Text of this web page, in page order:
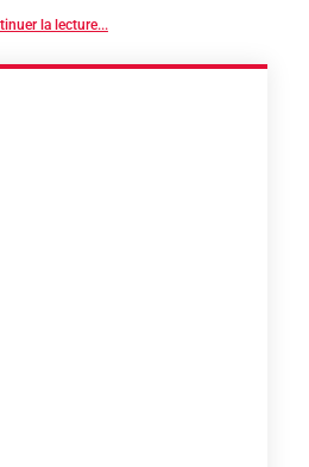
la lecture...